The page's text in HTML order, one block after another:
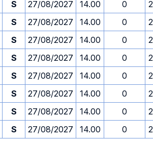
S 27/08/2027 14.00 0
S 27/08/2027 14.00 0
S 27/08/2027 14.00 0
S 27/08/2027 14.00 0
S 27/08/2027 14.00 0
S 27/08/2027 14.00 0
S 27/08/2027 14.00 0
S 27/08/2027 14.00 0